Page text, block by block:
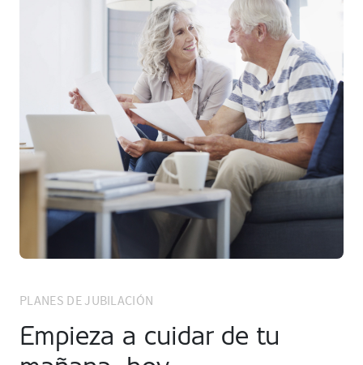
PLANES DE JUBILACIÓN
Empieza a cuidar de tu